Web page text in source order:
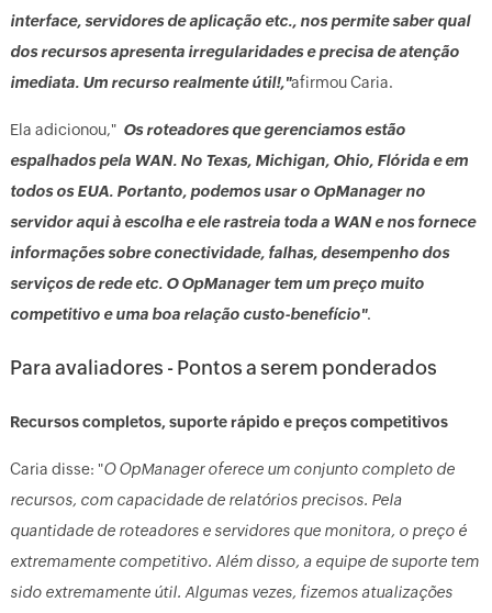
interface, servidores de aplicação etc., nos permite saber qual
dos recursos apresenta irregularidades e precisa de atenção
imediata. Um recurso realmente útil!,"afirmou Caria.
Ela adicionou," Os roteadores que gerenciamos estão
espalhados pela WAN. No Texas, Michigan, Ohio, Flórida e em
todos os EUA. Portanto, podemos usar o OpManager no
servidor aqui à escolha e ele rastreia toda a WAN e nos fornece
informações sobre conectividade, falhas, desempenho dos
serviços de rede etc. O OpManager tem um preço muito
competitivo e uma boa relação custo-benefício".
Para avaliadores - Pontos a serem ponderados
Recursos completos, suporte rápido e preços competitivos
Caria disse: "O OpManager oferece um conjunto completo de
recursos, com capacidade de relatórios precisos. Pela
quantidade de roteadores e servidores que monitora, o preço é
extremamente competitivo. Além disso, a equipe de suporte tem
sido extremamente útil. Algumas vezes, fizemos atualizações